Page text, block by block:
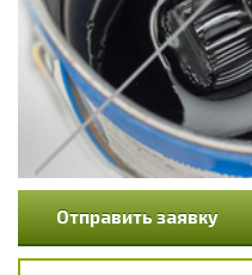
Отправить заявку